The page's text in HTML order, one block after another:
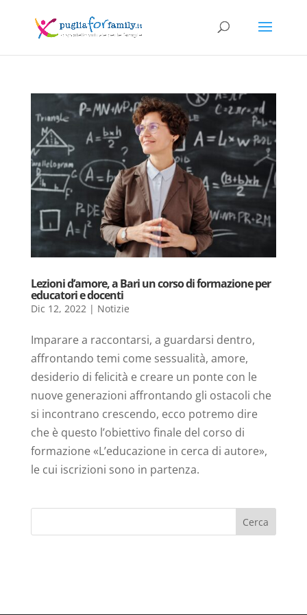
Lezioni d’amore, a Bari un corso di formazione per
educatori e docenti
Dic 12, 2022| Notizie
Imparare a raccontarsi, a guardarsi dentro,
affrontando temi come sessualità, amore,
desiderio di felicità e creare un ponte con le
nuove generazioni affrontando gli ostacoli che
si incontrano crescendo, ecco potremo dire
che è questo l’obiettivo finale del corso di
formazione «L’educazione in cerca di autore»,
le cui iscrizioni sono in partenza.